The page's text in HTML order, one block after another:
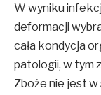
W wyniku
deformacji
cała kondycja
patologii, w tym
Zboże nie jest